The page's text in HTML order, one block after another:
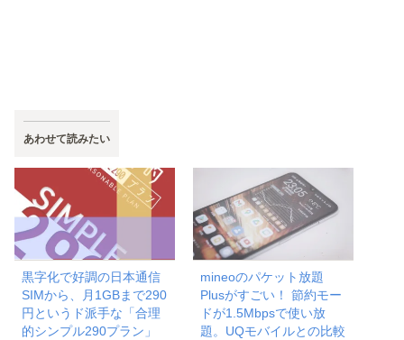
あわせて読みたい
黒字化で好調の日本通信
SIMから、月1GBまで290
円というド派手な「合理
的シンプル290プラン」
mineoのパケット放題
Plusがすごい！ 節約モー
ドが1.5Mbpsで使い放
題。UQモバイルとの比較